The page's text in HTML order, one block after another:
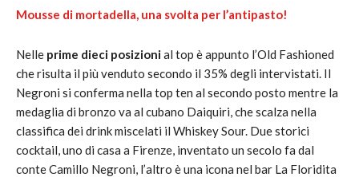
Mousse di mortadella, una svolta per l’antipasto!
Nelle prime dieci posizionial top è appunto l’Old Fashioned
che risulta il più venduto secondo il 35% degli intervistati. Il
Negroni si conferma nella top ten al secondo posto mentre la
medaglia di bronzo va al cubano Daiquiri, che scalza nella
classifica dei drink miscelati il Whiskey Sour. Due storici
cocktail, uno di casa a Firenze, inventato un secolo fa dal
conte Camillo Negroni, l’altro è una icona nel bar La Floridita